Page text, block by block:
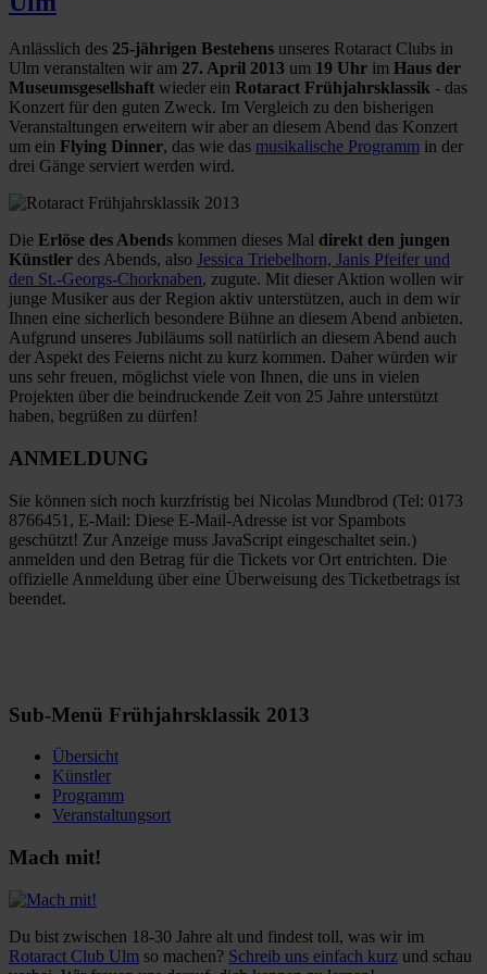
Anlässlich des 25-jährigen Bestehens unseres Rotaract Clubs in
Ulm veranstalten wir am 27. April 2013 um 19 Uhr im Haus der
Museumsgesellshaft wieder ein Rotaract Frühjahrsklassik - das
Konzert für den guten Zweck. Im Vergleich zu den bisherigen
Veranstaltungen erweitern wir aber an diesem Abend das Konzert
um ein Flying Dinner, das wie das musikalische Programm in der
drei Gänge serviert werden wird.
Die Erlöse des Abends kommen dieses Mal direkt den jungen
Künstler des Abends, also Jessica Triebelhorn, Janis Pfeifer und
den St.-Georgs-Chorknaben, zugute. Mit dieser Aktion wollen wir
junge Musiker aus der Region aktiv unterstützen, auch in dem wir
Ihnen eine sicherlich besondere Bühne an diesem Abend anbieten.
Aufgrund unseres Jubiläums soll natürlich an diesem Abend auch
der Aspekt des Feierns nicht zu kurz kommen. Daher würden wir
uns sehr freuen, möglichst viele von Ihnen, die uns in vielen
Projekten über die beindruckende Zeit von 25 Jahre unterstützt
haben, begrüßen zu dürfen!
ANMELDUNG
Sie können sich noch kurzfristig bei Nicolas Mundbrod (Tel: 0173
8766451, E-Mail: Diese E-Mail-Adresse ist vor Spambots
geschützt! Zur Anzeige muss JavaScript eingeschaltet sein.)
anmelden und den Betrag für die Tickets vor Ort entrichten. Die
offizielle Anmeldung über eine Überweisung des Ticketbetrags ist
beendet.
Sub-Menü Frühjahrsklassik 2013
Übersicht
Künstler
Programm
Veranstaltungsort
Mach mit!
Du bist zwischen 18-30 Jahre alt und findest toll, was wir im
Rotaract Club Ulm so machen? Schreib uns einfach kurz und schau